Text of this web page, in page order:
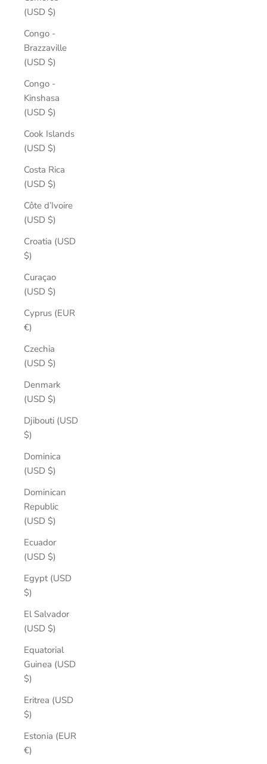
(USD $)
Congo -
Brazzaville
(USD $)
Congo -
Kinshasa
(USD $)
Cook Islands
(USD $)
Costa Rica
(USD $)
Côte d’Ivoire
(USD $)
Croatia (USD
$)
Curaçao
(USD $)
Cyprus (EUR
€)
Czechia
(USD $)
Denmark
(USD $)
Djibouti (USD
$)
Dominica
(USD $)
Dominican
Republic
(USD $)
Ecuador
(USD $)
Egypt (USD
$)
El Salvador
(USD $)
Equatorial
Guinea (USD
$)
Eritrea (USD
$)
Estonia (EUR
€)